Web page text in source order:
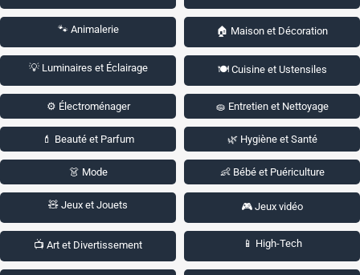
🐾 Animalerie 🏠 Maison et Décoration
💡 Luminaires et Éclairage 🍽️ Cuisine et Ustensiles
⚙️ Électroménager 🧽 Entretien et Nettoyage
💄 Beauté et Parfum 🌿 Hygiène et Santé
👗 Mode 👶 Bébé et Puériculture
🧸 Jeux et Jouets 🎮 Jeux vidéo
📺 Art et Divertissement 📱 High-Tech